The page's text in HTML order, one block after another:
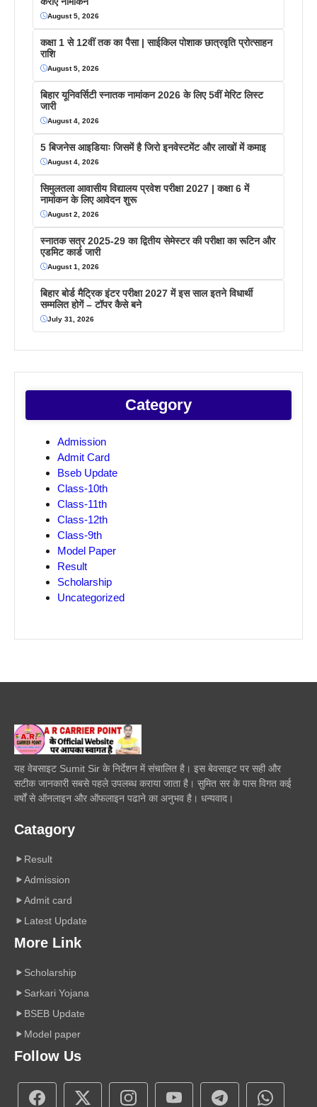
August 5, 2026
कक्षा 1 से 12वीं तक का पैसा | साईकिल पोशाक छात्रवृति प्रोत्साहन
राशि
August 5, 2026
बिहार यूनिवर्सिटी स्नातक नामांकन 2026 के लिए 5वीं मेरिट लिस्ट
जारी
August 4, 2026
5 बिजनेस आइडियाः जिसमें है जिरो इनवेस्टमेंट और लाखों में कमाइ
August 4, 2026
सिमुलतला आवासीय विद्यालय प्रवेश परीक्षा 2027 | कक्षा 6 में
नामांकन के लिए आवेदन शुरू
August 2, 2026
स्नातक सत्र 2025-29 का द्वितीय सेमेस्टर की परीक्षा का रूटिन और
एडमिट कार्ड जारी
August 1, 2026
बिहार बोर्ड मैट्रिक इंटर परीक्षा 2027 में इस साल इतने विधार्थी
सम्मलित होगें – टॉपर कैसे बने
July 31, 2026
Category
Admission
Admit Card
Bseb Update
Class-10th
Class-11th
Class-12th
Class-9th
Model Paper
Result
Scholarship
Uncategorized
यह वेबसाइट Sumit Sir के निर्देशन में संचालित है। इस बेवसाइट पर सही और
सटीक जानकारी सबसे पहले उपलब्ध कराया जाता है। सुमित सर के पास विगत कई
वर्षों से ऑनलाइन और ऑफलाइन पढाने का अनुभव है। धन्यवाद।
Catagory
Result
Admission
Admit card
Latest Update
More Link
Scholarship
Sarkari Yojana
BSEB Update
Model paper
Follow Us